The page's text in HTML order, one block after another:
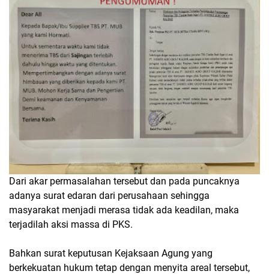
Dari akar permasalahan tersebut dan pada puncaknya
adanya surat edaran dari perusahaan sehingga
masyarakat menjadi merasa tidak ada keadilan, maka
terjadilah aksi massa di PKS.
Bahkan surat keputusan Kejaksaan Agung yang
berkekuatan hukum tetap dengan menyita areal tersebut,